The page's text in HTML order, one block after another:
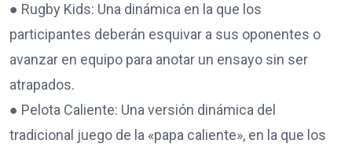
● Rugby Kids: Una dinámica en la que los
participantes deberán esquivar a sus oponentes o
avanzar en equipo para anotar un ensayo sin ser
atrapados.
● Pelota Caliente: Una versión dinámica del
tradicional juego de la «papa caliente», en la que los